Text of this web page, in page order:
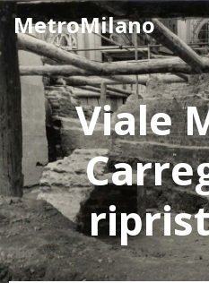
MetroMilano
Viale